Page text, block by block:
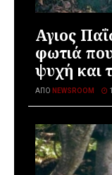
Αγιος
φωτιά
ψυχή και
ΑΠΌ NEWSROOM